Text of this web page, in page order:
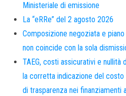
Ministeriale di emissione
La “eRRe” del 2 agosto 2026
Composizione negoziata e
non coincide con la sola
TAEG, costi assicurativi e nullità
la corretta indicazione del
di trasparenza nei finanziamenti